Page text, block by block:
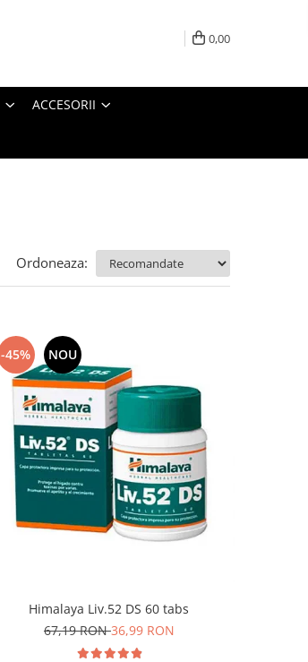
0,00
ACCESORII
Ordoneaza:
-45% NOU
Himalaya Liv.52 DS 60 tabs
67,19 RON36,99 RON